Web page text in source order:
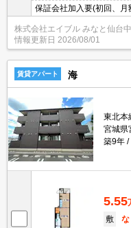
保証会社加入要(初回、月
保証会社加入要(月額総
水洗浄便座付き。エアコ
株式会社エイブル みなと仙台
情報更新日 2026/08/01
賃貸アパート 海
東北本
宮城県
築9年
5.55
敷
な